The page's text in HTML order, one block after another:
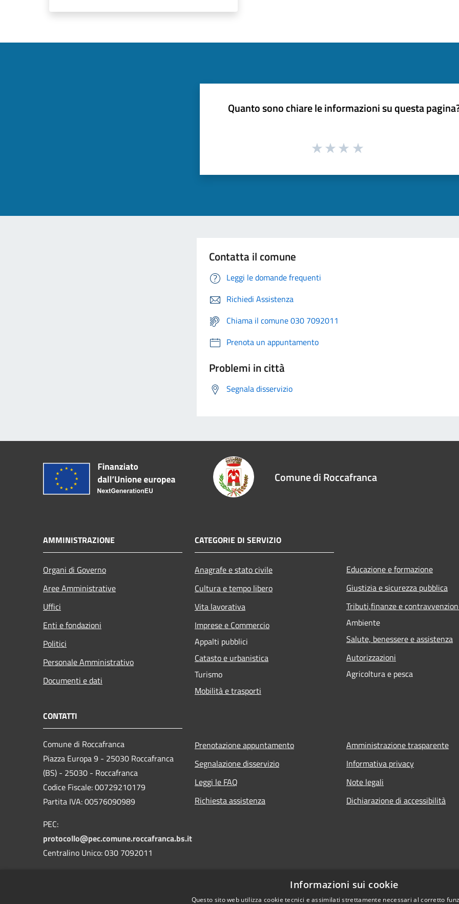
Quanto sono chiare le informazioni su questa
Contatta il comune
Leggi le domande frequenti
Richiedi Assistenza
Chiama il comune 030 7092011
Prenota un appuntamento
Problemi in città
Segnala disservizio
Comune di Roccafranca
AMMINISTRAZIONE
Organi di Governo
Aree Amministrative
Uffici
Enti e fondazioni
Politici
Personale Amministrativo
Documenti e dati
CATEGORIE DI SERVIZIO
Anagrafe e stato civile
Cultura e tempo libero
Vita lavorativa
Imprese e Commercio
Appalti pubblici
Catasto e urbanistica
Turismo
Mobilità e trasporti
Educazione e formazione
Giustizia e sicurezza pubblica
Tributi,finanze e
Ambiente
Salute, benessere e assistenza
Autorizzazioni
Agricoltura e pesca
CONTATTI
Comune di Roccafranca
Piazza Europa 9 - 25030 Roccafranca
(BS) - 25030 - Roccafranca
Codice Fiscale: 00729210179
Partita IVA: 00576090989
PEC:
protocollo@pec.comune.roccafranca.bs.it
Centralino Unico: 030 7092011
Prenotazione appuntamento
Segnalazione disservizio
Leggi le FAQ
Richiesta assistenza
Amministrazione trasparente
Informativa privacy
Note legali
Dichiarazione di accessibilità
Informazioni sui cookie
Questo sito web utilizza cookie tecnici e assimilati strettamente necessari al corretto